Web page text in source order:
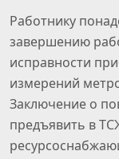
Работнику
завершению
исправности
измерений
Заключение о
предъявить в